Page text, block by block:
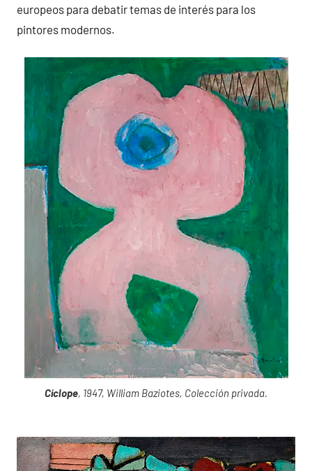
europeos para debatir temas de interés para los
pintores modernos.
Cíclope, 1947, William Baziotes, Colección privada.